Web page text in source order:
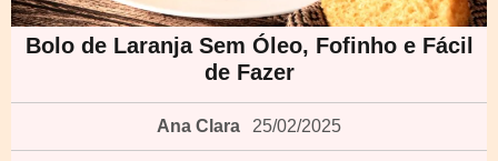
Bolo de Laranja Sem Óleo, Fofinho e Fácil
de Fazer
Ana Clara 25/02/2025